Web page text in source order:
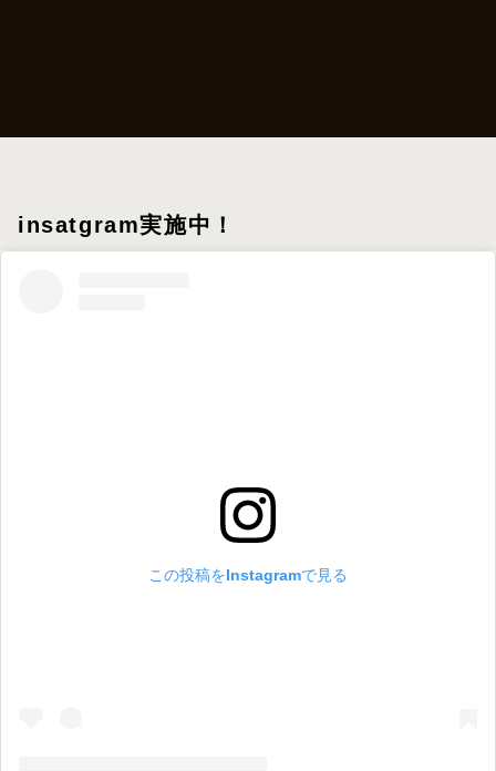
insatgram実施中！
この投稿をInstagramで見る